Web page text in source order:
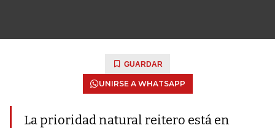
GUARDAR
UNIRSE A WHATSAPP
La prioridad natural reitero está en